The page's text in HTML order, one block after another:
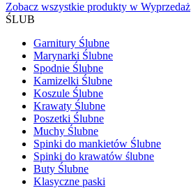
Zobacz wszystkie produkty w Wyprzedaż
ŚLUB
Garnitury Ślubne
Marynarki Ślubne
Spodnie Ślubne
Kamizelki Ślubne
Koszule Ślubne
Krawaty Ślubne
Poszetki Ślubne
Muchy Ślubne
Spinki do mankietów Ślubne
Spinki do krawatów ślubne
Buty Ślubne
Klasyczne paski